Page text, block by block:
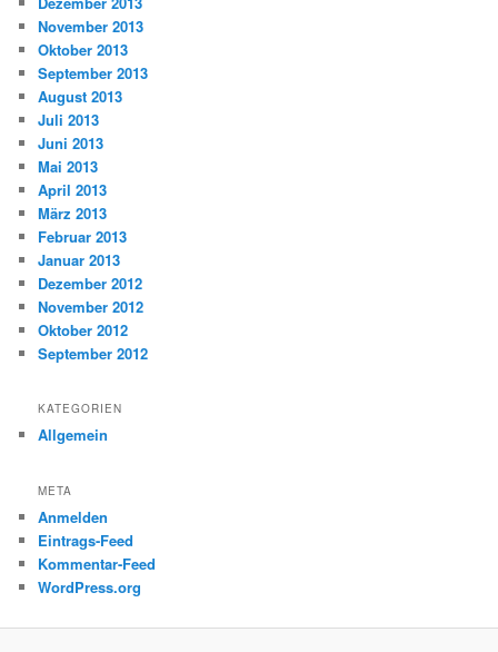
November 2013
Oktober 2013
September 2013
August 2013
Juli 2013
Juni 2013
Mai 2013
April 2013
März 2013
Februar 2013
Januar 2013
Dezember 2012
November 2012
Oktober 2012
September 2012
KATEGORIEN
Allgemein
META
Anmelden
Eintrags-Feed
Kommentar-Feed
WordPress.org